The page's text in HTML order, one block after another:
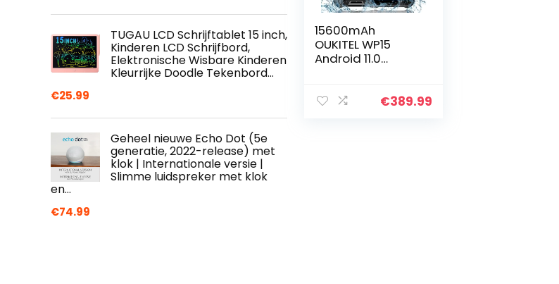
TUGAU LCD Schrijftablet 15 inch,
Kinderen LCD Schrijfbord,
Elektronische Wisbare Kinderen
Kleurrijke Doodle Tekenbord…
€25.99
Geheel nieuwe Echo Dot (5e
generatie, 2022-release) met
klok | Internationale versie |
Slimme luidspreker met klok
en…
€74.99
15600mAh
OUKITEL WP15
Android 11.0
Contract, Dual
€389.99